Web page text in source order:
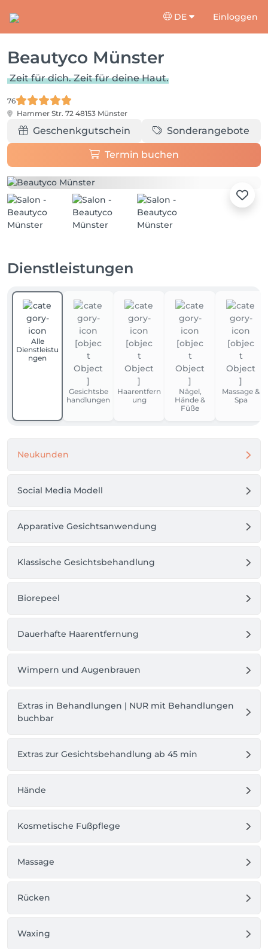
DE Einloggen
Beautyco Münster
Zeit für dich. Zeit für deine Haut.
76
Hammer Str. 72 48153 Münster
Geschenkgutschein Sonderangebote
Termin buchen
Dienstleistungen
Alle
Dienstleistu
ngen
Gesichtsbe
handlungen
Haarentfern
ung
Nägel,
Hände &
Füße
Massage &
Spa
Neukunden
Social Media Modell
Apparative Gesichtsanwendung
Klassische Gesichtsbehandlung
Biorepeel
Dauerhafte Haarentfernung
Wimpern und Augenbrauen
Extras in Behandlungen | NUR mit Behandlungen
buchbar
Extras zur Gesichtsbehandlung ab 45 min
Hände
Kosmetische Fußpflege
Massage
Rücken
Waxing